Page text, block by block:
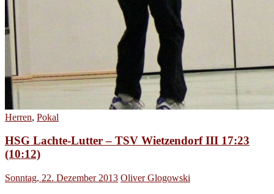
Herren, Pokal
HSG Lachte-Lutter – TSV Wietzendorf III 17:23
(10:12)
Sonntag, 22. Dezember 2013 Oliver Glogowski